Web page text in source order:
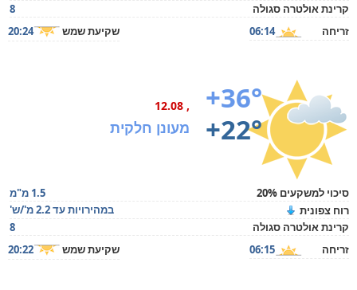
קרינת אולטרה סגולה
8
זריחה
06:14 שקיעת שמש 20:24
+36°
+22°
, 12.08
מעונן חלקית
סיכוי למשקעים 20%
1.5 מ"מ
רוח צפונית
במהירויות עד 2.2 מ'/ש'
קרינת אולטרה סגולה
8
זריחה
06:15 שקיעת שמש 20:22